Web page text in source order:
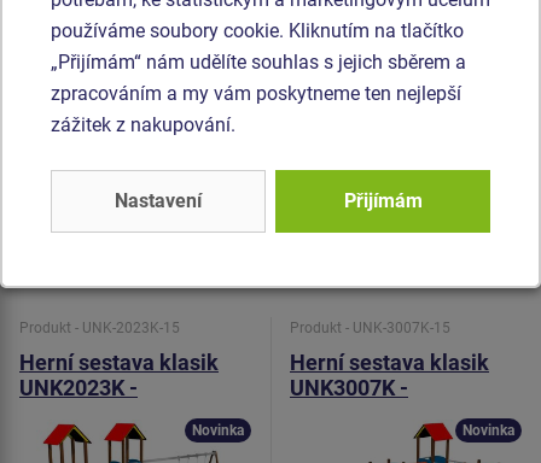
jsou vyrobeny z polyesteru, což zaručuje dlouhou životnost,
stálobarevnost i šetrný povrch pro kůži na rukou. Prolézací
tunel je vyroben z HDPE (celoprobarvený polyethylen, který
se vyznačuje vysokou barevnou stálostí a odolností proti
nebo nerezový.
Produkt - UNK-2023K-15
Herní sestava klasik
UNK2023K -
Novinka
Produkt - UNK-3007K-15
Herní sestava klasik
UNK3007K -
Novinka
používáme soubory cookie. Kliknutím na tlačítko
„Přijímám“ nám udělíte souhlas s jejich sběrem a
zpracováním a my vám poskytneme ten nejlepší
zážitek z nakupování.
Nastavení Přijímám